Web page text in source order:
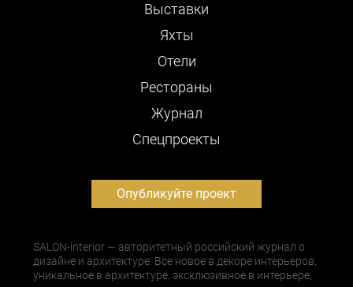
Выставки
Яхты
Отели
Рестораны
Журнал
Cпецпроекты
Опубликуйте проект
SALON-interior — авторитетный российский журнал о
дизайне и архитектуре. Все новое в декоре интерьеров,
уникальное в архитектуре, эксклюзивное в интерьере,